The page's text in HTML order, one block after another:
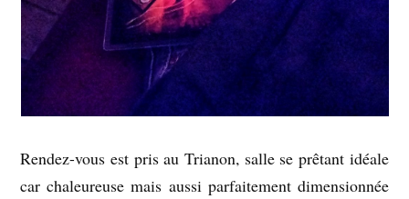
Rendez-vous est pris au Trianon, salle se prêtant idéale
car chaleureuse mais aussi parfaitement dimensionnée